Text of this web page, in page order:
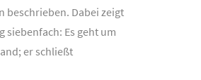
beschrieben. Dabei zeigt
Es geht um
er schließt